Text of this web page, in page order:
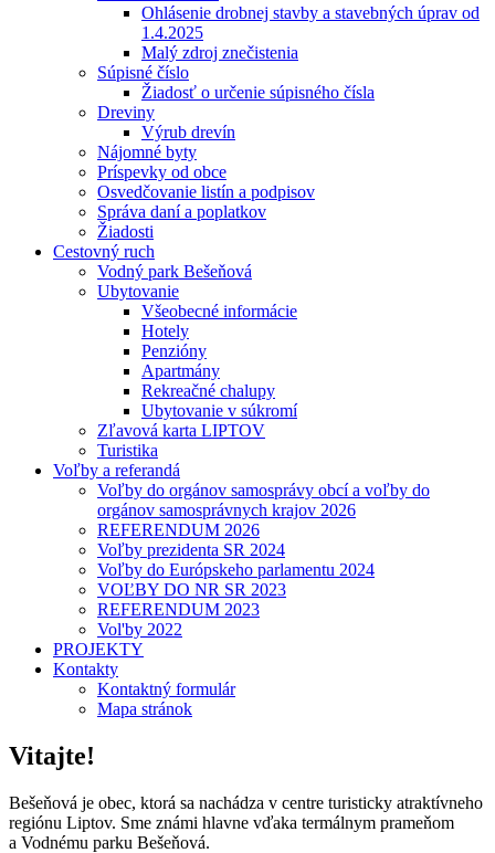
Ohlásenie drobnej stavby a stavebných úprav od
1.4.2025
Malý zdroj znečistenia
Súpisné číslo
Žiadosť o určenie súpisného čísla
Dreviny
Výrub drevín
Nájomné byty
Príspevky od obce
Osvedčovanie listín a podpisov
Správa daní a poplatkov
Žiadosti
Cestovný ruch
Vodný park Bešeňová
Ubytovanie
Všeobecné informácie
Hotely
Penzióny
Apartmány
Rekreačné chalupy
Ubytovanie v súkromí
Zľavová karta LIPTOV
Turistika
Voľby a referandá
Voľby do orgánov samosprávy obcí a voľby do
orgánov samosprávnych krajov 2026
REFERENDUM 2026
Voľby prezidenta SR 2024
Voľby do Európskeho parlamentu 2024
VOĽBY DO NR SR 2023
REFERENDUM 2023
Vol'by 2022
PROJEKTY
Kontakty
Kontaktný formulár
Mapa stránok
Vitajte!
Bešeňová je obec, ktorá sa nachádza v centre turisticky atraktívneho
regiónu Liptov. Sme známi hlavne vďaka termálnym prameňom
a Vodnému parku Bešeňová.